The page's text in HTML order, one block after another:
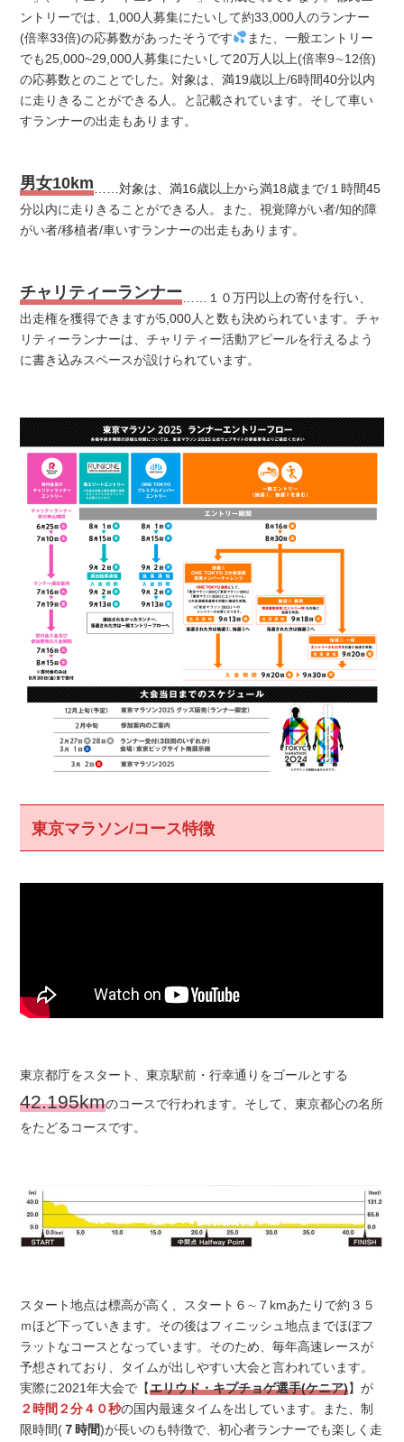
ントリーでは、1,000人募集にたいして約33,000人のランナー
(倍率33倍)の応募数があったそうです
また、一般エントリー
でも25,000~29,000人募集にたいして20万人以上(倍率9∼12倍)
の応募数とのことでした。対象は、満19歳以上/6時間40分以内
に走りきることができる人。と記載されています。そして車い
すランナーの出走もあります。
男女10km ……対象は、満16歳以上から満18歳まで/１時間45
分以内に走りきることができる人。また、視覚障がい者/知的障
がい者/移植者/車いすランナーの出走もあります。
チャリティーランナー ……１０万円以上の寄付を行い、
出走権を獲得できますが5,000人と数も決められています。チャ
リティーランナーは、チャリティー活動アピールを行えるよう
に書き込みスペースが設けられています。
東京マラソン/コース特徴
東京都庁をスタート、東京駅前・行幸通りをゴールとする
42.195kmのコースで行われます。そして、東京都心の名所
をたどるコースです。
スタート地点は標高が高く、スタート６∼７kmあたりで約３５
ｍほど下っていきます。その後はフィニッシュ地点までほぼフ
ラットなコースとなっています。そのため、毎年高速レースが
予想されており、タイムが出しやすい大会と言われています。
実際に2021年大会で【エリウド・キプチョゲ選手(ケニア)】が
２時間２分４０秒の国内最速タイムを出しています。また、制
限時間(７時間)が長いのも特徴で、初心者ランナーでも楽しく走